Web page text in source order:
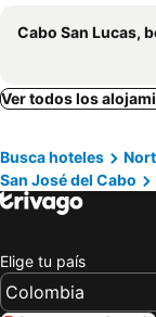
Cabo San Lucas, bed
Ver todos los
Busca hoteles
San José del Cabo
Elige tu país